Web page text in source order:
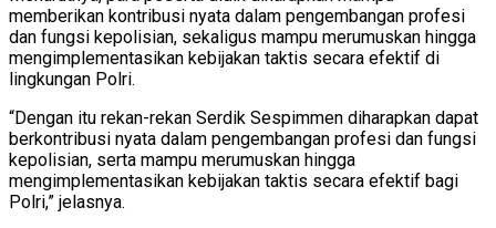
memberikan kontribusi nyata dalam pengembangan profesi
dan fungsi kepolisian, sekaligus mampu merumuskan hingga
mengimplementasikan kebijakan taktis secara efektif di
lingkungan Polri.
“Dengan itu rekan-rekan Serdik Sespimmen diharapkan dapat
berkontribusi nyata dalam pengembangan profesi dan fungsi
kepolisian, serta mampu merumuskan hingga
mengimplementasikan kebijakan taktis secara efektif bagi
Polri,” jelasnya.